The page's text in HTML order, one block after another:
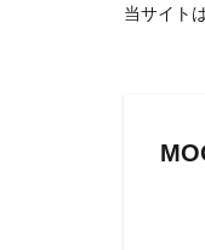
当サイト